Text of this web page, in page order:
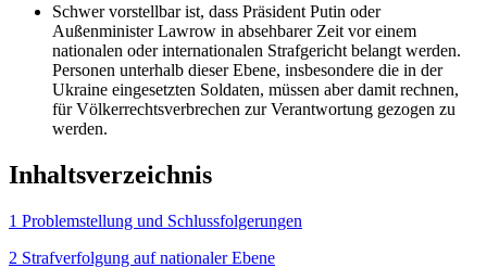
Schwer vorstellbar ist, dass Präsident Putin oder
Außenminister Lawrow in absehbarer Zeit vor einem
nationalen oder internationalen Strafgericht belangt werden.
Personen unterhalb dieser Ebene, insbesondere die in der
Ukraine eingesetzten Soldaten, müssen aber damit rechnen,
für Völkerrechtsverbrechen zur Verantwortung gezogen zu
werden.
Inhaltsverzeichnis
1 Problemstellung und Schlussfolgerungen
2 Strafverfolgung auf nationaler Ebene